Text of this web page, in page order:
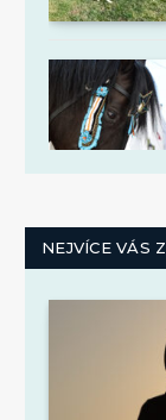
NEJVÍCE VÁS